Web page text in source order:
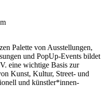
Palette von Ausstellungen,
und PopUp-Events bildet
eine wichtige Basis zur
Kunst, Kultur, Street- und
und künstler*innen-